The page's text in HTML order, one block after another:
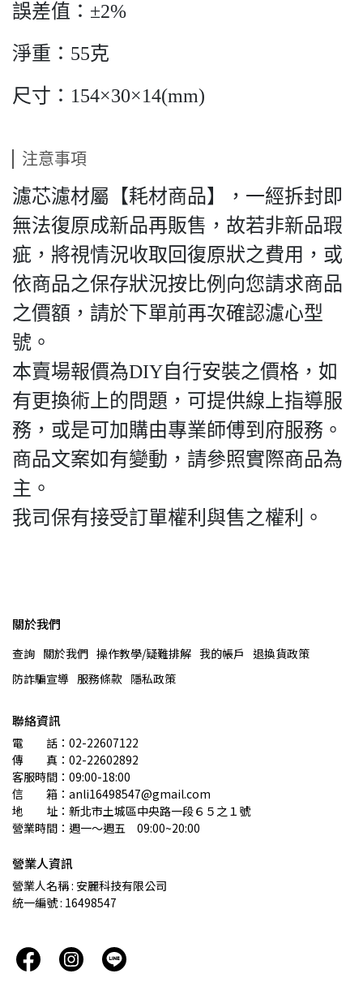
誤差值：±2%
淨重：55克
尺寸：154×30×14(mm)
注意事項
濾芯濾材屬【耗材商品】，一經拆封即
無法復原成新品再販售，故若非新品瑕
疵，將視情況收取回復原狀之費用，或
依商品之保存狀況按比例向您請求商品
之價額，請於下單前再次確認濾心型
號。
本賣場報價為DIY自行安裝之價格，如
有更換術上的問題，可提供線上指導服
務，或是可加購由專業師傅到府服務。
商品文案如有變動，請參照實際商品為
主。
我司保有接受訂單權利與售之權利。
關於我們
查詢 關於我們 操作教學/疑難排解 我的帳戶
退換貨政策
防詐騙宣導 服務條款 隱私政策
聯絡資訊
電　　話：02-22607122
傳　　真：02-22602892
客服時間：09:00-18:00
信　　箱：anli16498547@gmail.com
地　　址：新北市土城區中央路一段６５之１號
營業時間：週一～週五　09:00~20:00
營業人資訊
營業人名稱 : 安麗科技有限公司
統一編號 : 16498547